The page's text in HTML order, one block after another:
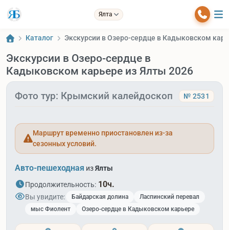
Ялта
Каталог Экскурсии в Озеро-сердце в Кадыковском
Экскурсии в Озеро-сердце в
Кадыковском карьере из Ялты 2026
Фото тур: Крымский калейдоскоп № 2531
Маршрут временно приостановлен из-за
сезонных условий.
Авто-пешеходная изЯлты
Продолжительность: 10ч.
Вы увидите: Байдарская долина
Ласпинский перевал
мыс Фиолент
Озеро-сердце в Кадыковском карьере